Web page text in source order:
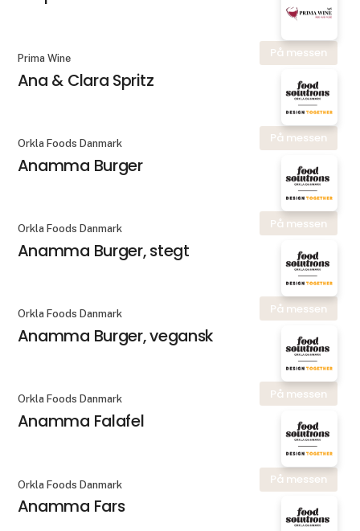
På messen
Prima Wine
Ana & Clara Spritz
På messen
Orkla Foods Danmark
Anamma Burger
På messen
Orkla Foods Danmark
Anamma Burger, stegt
På messen
Orkla Foods Danmark
Anamma Burger, vegansk
På messen
Orkla Foods Danmark
Anamma Falafel
På messen
Orkla Foods Danmark
Anamma Fars